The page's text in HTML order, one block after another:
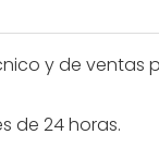
y de ventas
de 24 horas.